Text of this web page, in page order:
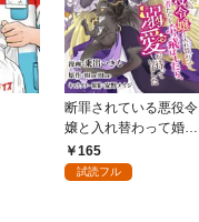
断罪されている悪役令
嬢と入れ替わって婚約
者たちをぶっ飛ばした
ら、溺愛が待っていま
165
試読フル